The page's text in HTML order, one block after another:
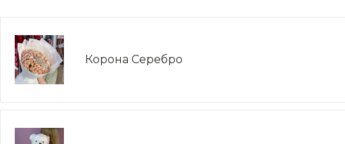
Корона Серебро